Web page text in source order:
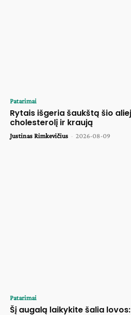
Patarimai
Rytais išgeria šaukštą šio
cholesterolį ir kraują
Justinas Rimkevičius - 2026-08-09
Patarimai
Šį augalą laikykite šalia